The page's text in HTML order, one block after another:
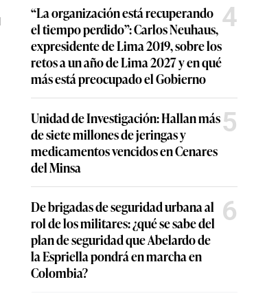
“La organización está recuperando
el tiempo perdido”: Carlos Neuhaus,
expresidente de Lima 2019, sobre los
retos a un año de Lima 2027 y en qué
más está preocupado el Gobierno
4
Unidad de Investigación: Hallan más
de siete millones de jeringas y
medicamentos vencidos en Cenares
del Minsa
5
De brigadas de seguridad urbana al
rol de los militares: ¿qué se sabe del
plan de seguridad que Abelardo de
la Espriella pondrá en marcha en
Colombia?
6